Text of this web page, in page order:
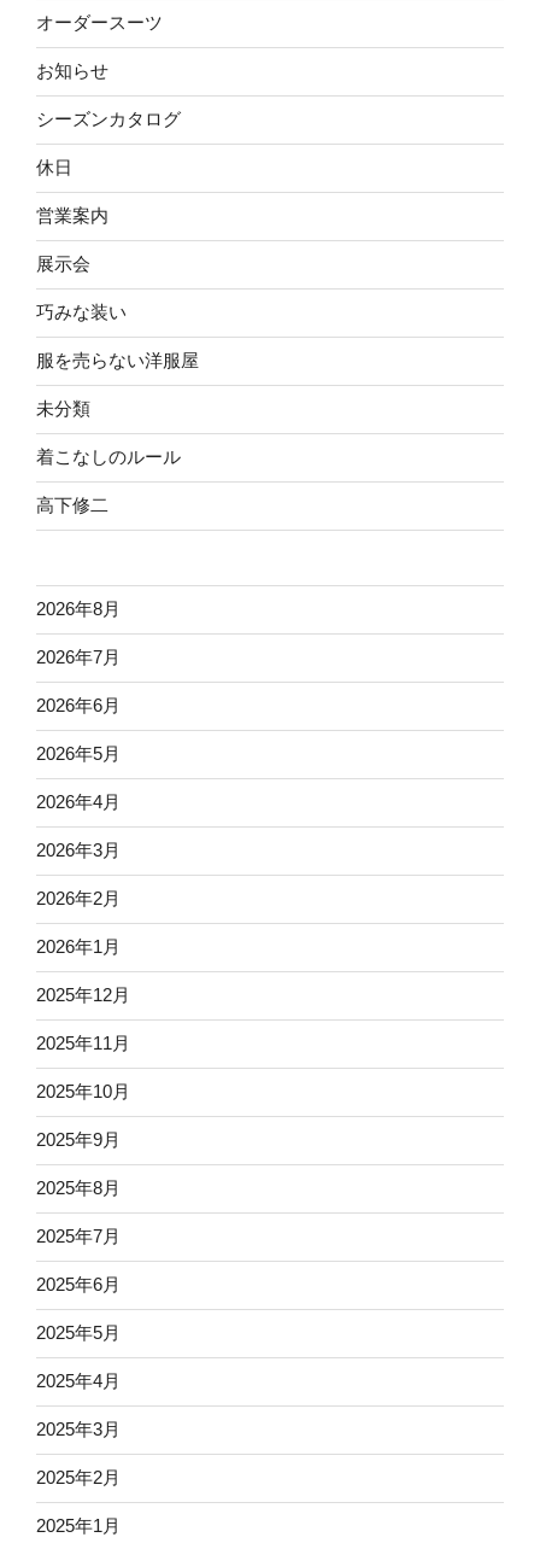
オーダースーツ
お知らせ
シーズンカタログ
休日
営業案内
展示会
巧みな装い
服を売らない洋服屋
未分類
着こなしのルール
高下修二
2026年8月
2026年7月
2026年6月
2026年5月
2026年4月
2026年3月
2026年2月
2026年1月
2025年12月
2025年11月
2025年10月
2025年9月
2025年8月
2025年7月
2025年6月
2025年5月
2025年4月
2025年3月
2025年2月
2025年1月